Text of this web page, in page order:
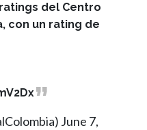
del Centro
con un rating de
June 7,